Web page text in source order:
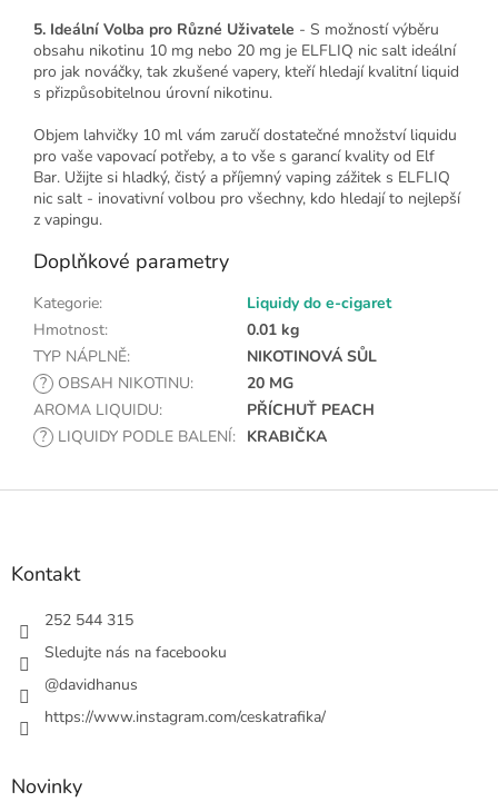
5. Ideální Volba pro Různé Uživatele - S možností výběru
obsahu nikotinu 10 mg nebo 20 mg je ELFLIQ nic salt ideální
pro jak nováčky, tak zkušené vapery, kteří hledají kvalitní liquid
s přizpůsobitelnou úrovní nikotinu.
Objem lahvičky 10 ml vám zaručí dostatečné množství liquidu
pro vaše vapovací potřeby, a to vše s garancí kvality od Elf
Bar. Užijte si hladký, čistý a příjemný vaping zážitek s ELFLIQ
nic salt - inovativní volbou pro všechny, kdo hledají to nejlepší
z vapingu.
Doplňkové parametry
Kategorie:
Liquidy do e-cigaret
Hmotnost:
0.01 kg
TYP NÁPLNĚ:
NIKOTINOVÁ SŮL
? OBSAH NIKOTINU:
20 MG
AROMA LIQUIDU:
PŘÍCHUŤ PEACH
? LIQUIDY PODLE BALENÍ: KRABIČKA
Z
Kontakt
252 544 315
Sledujte nás na facebooku
@davidhanus
https://www.instagram.com/ceskatrafika/
Novinky